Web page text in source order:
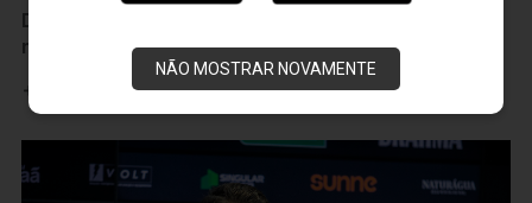
NÃO MOSTRAR NOVAMENTE
Decisivo contra a Ponte Preta, Lucca celebra gol e
mira mais vitórias: “Vamos para cima”